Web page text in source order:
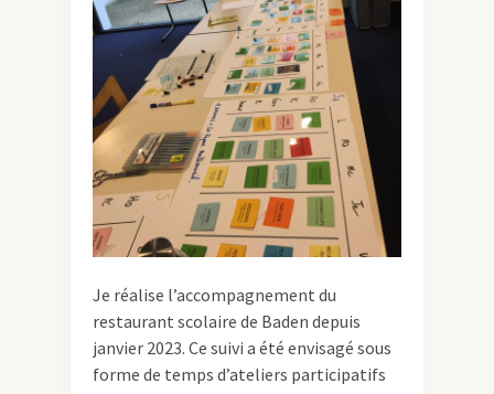
Je réalise l’accompagnement du
restaurant scolaire de Baden depuis
janvier 2023. Ce suivi a été envisagé sous
forme de temps d’ateliers participatifs